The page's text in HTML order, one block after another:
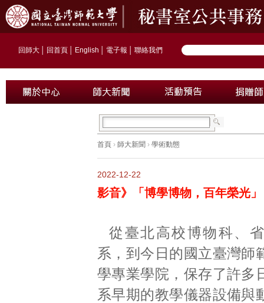
回師大 回首頁 English 電子報 聯絡我們
首頁 › 師大新聞 › 學術動態
2022-12-22
影音》「博學博物，百年榮光
從臺北高校博物科、
系，到今日的國立臺灣師
學專業學院，保存了許多
系早期的教學儀器設備與